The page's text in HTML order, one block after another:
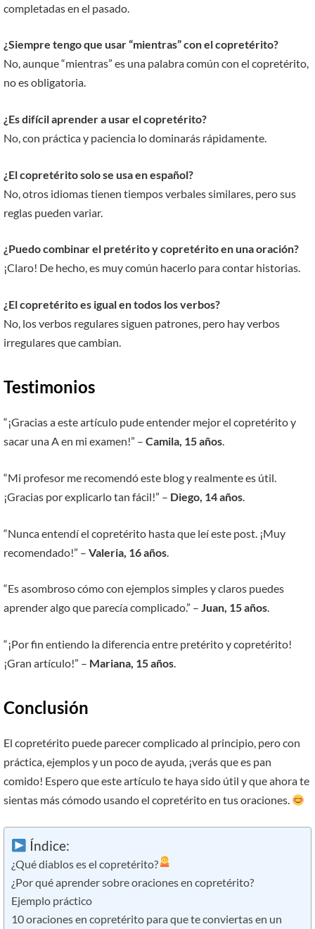
completadas en el pasado.
¿Siempre tengo que usar “mientras” con el copretérito?
No, aunque “mientras” es una palabra común con el copretérito,
no es obligatoria.
¿Es difícil aprender a usar el copretérito?
No, con práctica y paciencia lo dominarás rápidamente.
¿El copretérito solo se usa en español?
No, otros idiomas tienen tiempos verbales similares, pero sus
reglas pueden variar.
¿Puedo combinar el pretérito y copretérito en una oración?
¡Claro! De hecho, es muy común hacerlo para contar historias.
¿El copretérito es igual en todos los verbos?
No, los verbos regulares siguen patrones, pero hay verbos
irregulares que cambian.
Testimonios
“¡Gracias a este artículo pude entender mejor el copretérito y
sacar una A en mi examen!” – Camila, 15 años.
“Mi profesor me recomendó este blog y realmente es útil.
¡Gracias por explicarlo tan fácil!” – Diego, 14 años.
“Nunca entendí el copretérito hasta que leí este post. ¡Muy
recomendado!” – Valeria, 16 años
“Es asombroso cómo con ejemplos simples y claros puedes
aprender algo que parecía complicado.” – Juan, 15 años.
“¡Por fin entiendo la diferencia entre pretérito y copretérito!
¡Gran artículo!” – Mariana, 15 años.
Conclusión
El copretérito puede parecer complicado al principio, pero con
práctica, ejemplos y un poco de ayuda, ¡verás que es pan
comido! Espero que este artículo te haya sido útil y que ahora te
sientas más cómodo usando el copretérito en tus oraciones.
Índice:
¿Qué diablos es el copretérito?
¿Por qué aprender sobre oraciones en copretérito?
Ejemplo práctico
10 oraciones en copretérito para que te conviertas en un